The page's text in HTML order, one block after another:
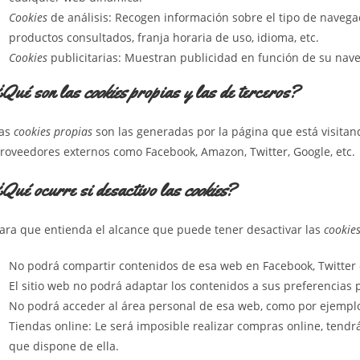
Cookies de análisis: Recogen información sobre el tipo de
productos consultados, franja horaria de uso, idioma, etc.
Cookies publicitarias: Muestran publicidad en función de su
son lascookiespropias y las de terceros?
cookies propias son las generadas por la página que está
externos como Facebook, Amazon, Twitter, Google, etc.
ocurre si desactivo lascookies?
que entienda el alcance que puede tener desactivar las cookies
No podrá compartir contenidos de esa web en Facebook,
El sitio web no podrá adaptar los contenidos a sus
No podrá acceder al área personal de esa web, como por
Tiendas online: Le será imposible realizar compras online,
que dispone de ella.